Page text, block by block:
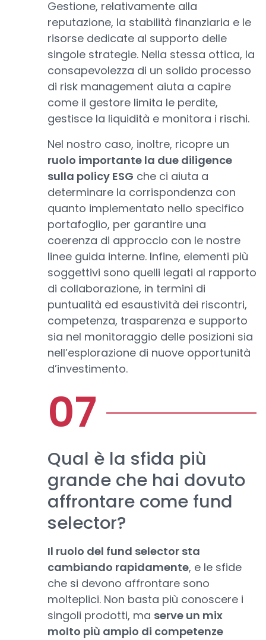
Gestione, relativamente alla
reputazione, la stabilità finanziaria e le
risorse dedicate al supporto delle
singole strategie. Nella stessa ottica, la
consapevolezza di un solido processo
di risk management aiuta a capire
come il gestore limita le perdite,
gestisce la liquidità e monitora i rischi.
Nel nostro caso, inoltre, ricopre un
ruolo importante la due diligence
sulla policy ESG che ci aiuta a
determinare la corrispondenza con
quanto implementato nello specifico
portafoglio, per garantire una
coerenza di approccio con le nostre
linee guida interne. Infine, elementi più
soggettivi sono quelli legati al rapporto
di collaborazione, in termini di
puntualità ed esaustività dei riscontri,
competenza, trasparenza e supporto
sia nel monitoraggio delle posizioni sia
nell’esplorazione di nuove opportunità
d’investimento.
Qual è la sfida più
grande che hai dovuto
affrontare come fund
selector?
Il ruolo del fund selector sta
cambiando rapidamente, e le sfide
che si devono affrontare sono
molteplici. Non basta più conoscere i
singoli prodotti, ma serve un mix
molto più ampio di competenze